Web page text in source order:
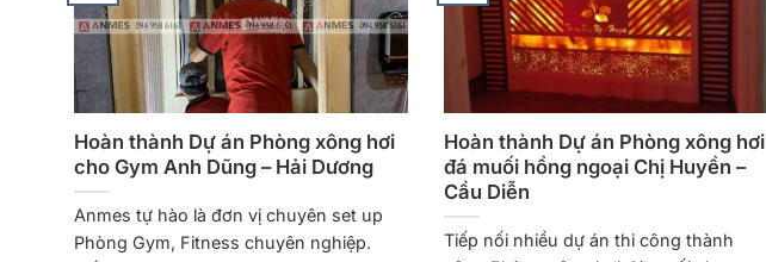
Hoàn thành Dự án Phòng xông hơi
cho Gym Anh Dũng – Hải Dương
Anmes tự hào là đơn vị chuyên set up
Phòng Gym, Fitness chuyên nghiệp.
Hoàn thành Dự án Phòng xông hơi
đá muối hồng ngoại Chị Huyền –
Cầu Diễn
Tiếp nối nhiều dự án thi công thành